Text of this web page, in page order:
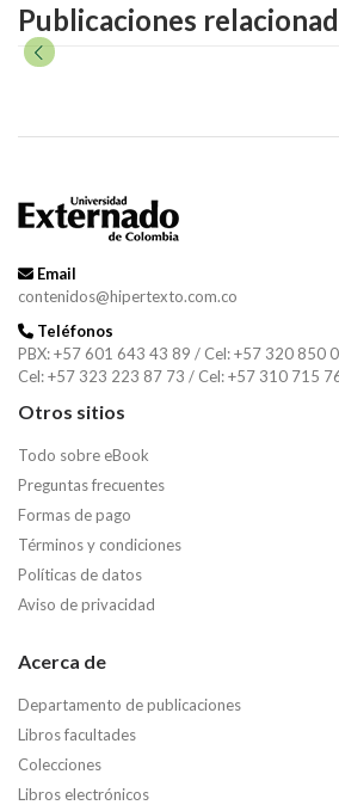
Publicaciones
Email
contenidos@hipertexto.com.co
Teléfonos
PBX: +57 601 643 43 89 / Cel: +57 320 850
Cel: +57 323 223 87 73 / Cel: +57 310 715
Otros sitios
Todo sobre eBook
Preguntas frecuentes
Formas de pago
Términos y condiciones
Políticas de datos
Aviso de privacidad
Acerca de
Departamento de publicaciones
Libros facultades
Colecciones
Libros electrónicos